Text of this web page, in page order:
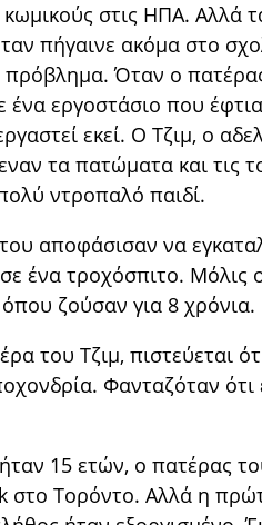
στις ΗΠΑ. Αλλά
πήγαινε ακόμα στο
πρόβλημα. Όταν ο
ένα εργοστάσιο που
εκεί. Ο Τζιμ, ο
τα πατώματα και τις
ντροπαλό παιδί.
του αποφάσισαν να
ένα τροχόσπιτο. Μόλις
ζούσαν για 8 χρόνια.
του Τζιμ, πιστεύεται
Φανταζόταν ότι
15 ετών, ο πατέρας
στο Τορόντο. Αλλά η